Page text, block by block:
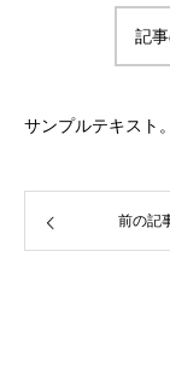
記
サンプルテキスト
前の記